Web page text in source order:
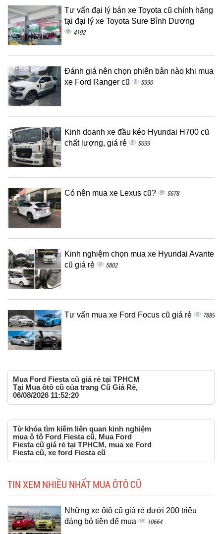
Tư vấn đại lý bán xe Toyota cũ chính hãng
tại đại lý xe Toyota Sure Bình Dương
4192
Đánh giá nên chọn phiên bản nào khi mua
xe Ford Ranger cũ
5990
Kinh doanh xe đầu kéo Hyundai H700 cũ
chất lượng, giá rẻ
5699
Có nên mua xe Lexus cũ? 5678
Kinh nghiệm chọn mua xe Hyundai Avante
cũ giá rẻ
5802
Tư vấn mua xe Ford Focus cũ giá rẻ 7889
Mua Ford Fiesta cũ giá rẻ tại TPHCM
Tại Mua ôtô cũ của trang Cũ Giá Rẻ,
06/08/2026 11:52:20
Từ khóa tìm kiếm liên quan kinh nghiệm
mua ô tô Ford Fiesta cũ, Mua Ford
Fiesta cũ giá rẻ tại TPHCM, mua xe Ford
Fiesta cũ, xe ford Fiesta cũ
TIN XEM NHIỀU NHẤT MUA ÔTÔ CŨ
Những xe ôtô cũ giá rẻ dưới 200 triệu
đáng bỏ tiền để mua
10664